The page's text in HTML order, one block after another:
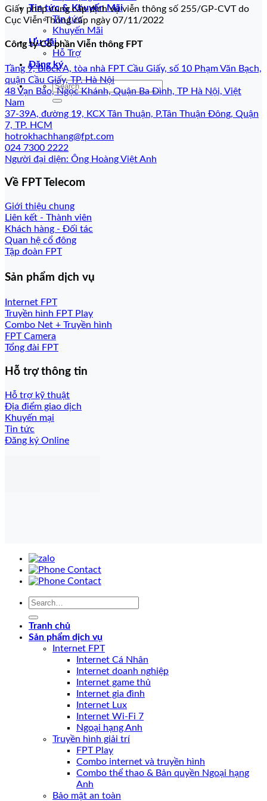
Tin tức & Khuyến Mãi
Tin tức
Khuyến Mãi
Ưu đãi
Hỗ Trợ
Đăng ký
Giấy phép cung cấp dịch vụ viễn thông số 255/GP-CVT do
Cục Viễn Thông cấp ngày 07/11/2022
Công ty Cổ phần Viễn thông FPT
Tầng 9, Block A, tòa nhà FPT Cầu Giấy, số 10 Phạm Văn Bạch,
quận Cầu Giấy, TP. Hà Nội
48 Vạn Bảo, Ngọc Khánh, Quận Ba Đình, TP Hà Nội, Việt
Nam
37-39A, đường 19, KCX Tân Thuận, P.Tân Thuận Đông, Quận
7, TP. HCM
hotrokhachhang@fpt.com
024 7300 2222
Người đại diện: Ông Hoàng Việt Anh
Về FPT Telecom
Giới thiệu chung
Liên kết - Thành viên
Khách hàng - Đối tác
Quan hệ cổ đông
Tập đoàn FPT
Sản phẩm dịch vụ
Internet FPT
Truyền hình FPT Play
Combo Net + Truyền hình
FPT Camera
Tổng đài FPT
Hỗ trợ thông tin
Hỗ trợ kỹ thuật
Địa điểm giao dịch
Khuyến mại
Tin tức
Đăng ký Online
Tranh chủ
Sản phẩm dịch vụ
Internet FPT
Internet Cá Nhân
Internet doanh nghiệp
Internet game thủ
Internet gia đình
Internet Lux
Internet Wi-Fi 7
Ngoại hạng Anh
Truyền hình giải trí
FPT Play
Combo internet và truyền hình
Combo thể thao & Bản quyền Ngoại hạng
Anh
Bảo mật an toàn